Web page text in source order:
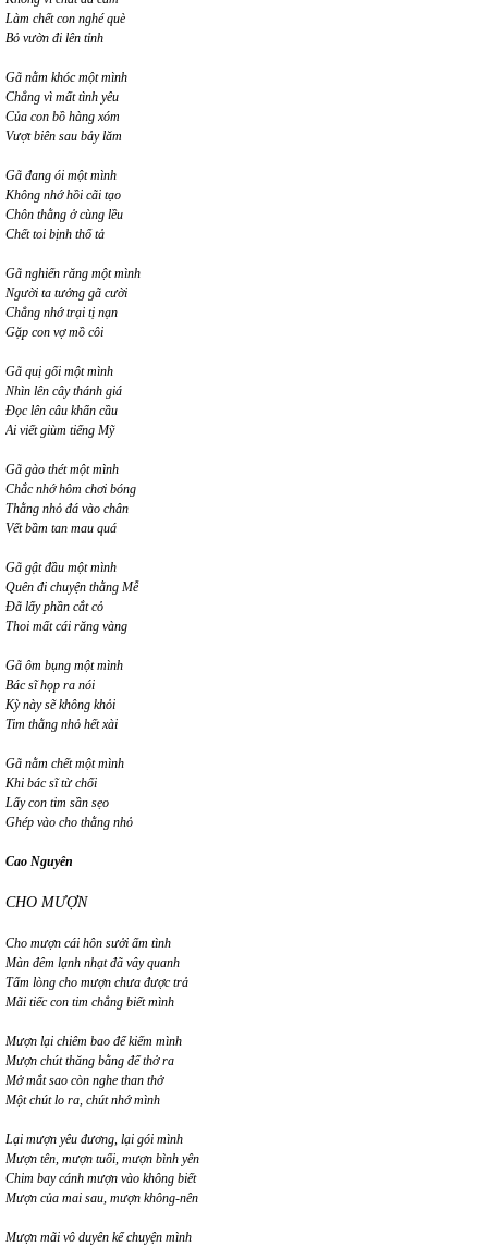
Làm chết con nghé què
Bỏ vườn đi lên tỉnh
Gã nằm khóc một mình
Chẳng vì mất tình yêu
Của con bồ hàng xóm
Vượt biên sau bảy lăm
Gã đang ói một mình
Không nhớ hồi cãi tạo
Chôn thằng ở cùng lều
Chết toi bịnh thổ tả
Gã nghiến răng một mình
Người ta tưởng gã cười
Chẳng nhớ trại tị nạn
Gặp con vợ mồ côi
Gã quị gối một mình
Nhìn lên cây thánh giá
Đọc lên câu khẩn cầu
Ai viết giùm tiếng Mỹ
Gã gào thét một mình
Chắc nhớ hôm chơi bóng
Thằng nhỏ đá vào chân
Vết bầm tan mau quá
Gã gật đầu một mình
Quên đi chuyện thằng Mễ
Đã lấy phần cắt cỏ
Thoi mất cái răng vàng
Gã ôm bụng một mình
Bác sĩ họp ra nói
Kỳ này sẽ không khỏi
Tim thằng nhỏ hết xài
Gã nằm chết một mình
Khi bác sĩ từ chối
Lấy con tim sần sẹo
Ghép vào cho thằng nhỏ
Cao Nguyên
CHO MƯỢN
Cho mượn cái hôn sưởi ấm tình
Màn đêm lạnh nhạt đã vây quanh
Tấm lòng cho mượn chưa được trả
Mãi tiếc con tim chẳng biết mình
Mượn lại chiêm bao để kiếm mình
Mượn chút thăng bằng để thở ra
Mở mắt sao còn nghe than thở
Một chút lo ra, chút nhớ mình
Lại mượn yêu đương, lại gói mình
Mượn tên, mượn tuổi, mượn bình yên
Chim bay cánh mượn vào không biết
Mượn của mai sau, mượn không-nên
Mượn mãi vô duyên kể chuyện mình